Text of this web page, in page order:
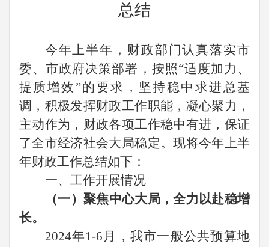
总结
今年上半年，财政部门认真落实市
委、市政府决策部署，按照“适度加力、
提质增效”的要求，坚持稳中求进总基
调，积极发挥财政工作职能，凝心聚力，
主动作为，财政各项工作稳中有进，保证
了全市经济社会大局稳定。现将今年上半
年财政工作总结如下：
一、工作开展情况
（一）聚焦中心大局，全力以赴稳增
长。
2024年1-6 月，我市一般公共预算地